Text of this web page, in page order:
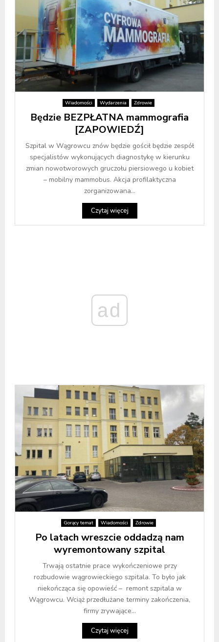
Wiadomości Wydarzenia Zdrowie
Będzie BEZPŁATNA mammografia
[ZAPOWIEDŹ]
Szpital w Wągrowcu znów będzie gościł będzie zespół
specjalistów wykonujących diagnostykę w kierunku
zmian nowotworowych gruczołu piersiowego u kobiet
– mobilny mammobus. Akcja profilaktyczna
zorganizowana...
Czytaj więcej
ad
Gorący temat Wiadomości Zdrowie
Po latach wreszcie oddadzą nam
wyremontowany szpital
Trwają ostatnie prace wykończeniowe przy
rozbudowie wągrowieckiego szpitala. To było jak
niekończąca się opowieść – remont szpitala w
Wągrowcu. Wciąż przedłużane terminy zakończenia,
firmy zrywające...
Czytaj więcej